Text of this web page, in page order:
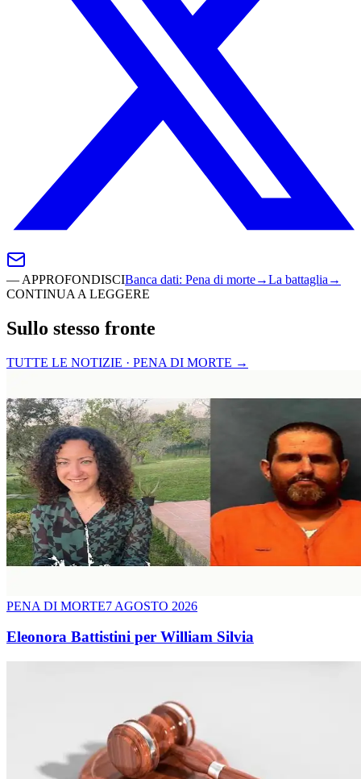
— APPROFONDISCIBanca dati: Pena di morte→La battaglia →
CONTINUA A LEGGERE
Sullo stesso fronte
TUTTE LE NOTIZIE · PENA DI MORTE →
PENA DI MORTE7 AGOSTO 2026
Eleonora Battistini per William Silvia